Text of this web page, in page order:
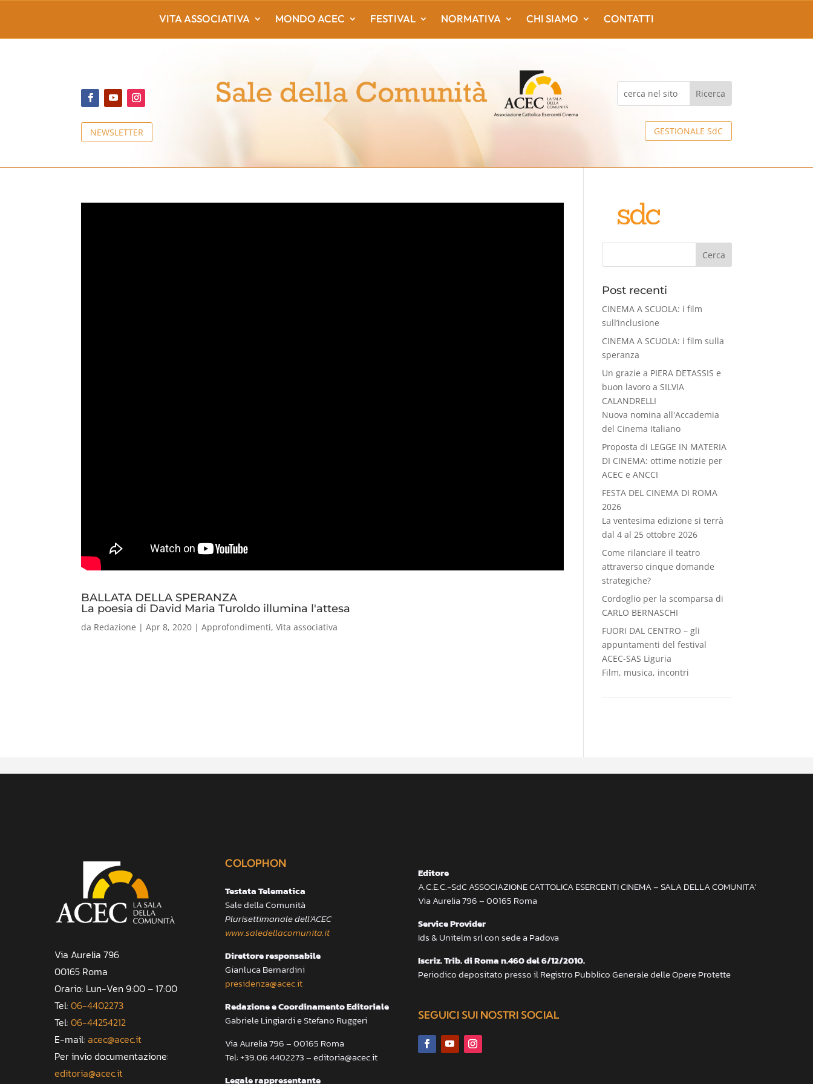
NEWSLETTER GESTIONALE SdC
VITA ASSOCIATIVA MONDO ACEC FESTIVAL NORMATIVA CHI SIAMO CONTATTI
BALLATA DELLA SPERANZA
La poesia di David Maria Turoldo illumina l'attesa
da Redazione |Apr 8, 2020 |Approfondimenti,Vita associativa
Cerca
Post recenti
CINEMA A SCUOLA: i film
sull’inclusione
CINEMA A SCUOLA: i film sulla
speranza
Un grazie a PIERA DETASSIS e
buon lavoro a SILVIA
CALANDRELLI
Nuova nomina all'Accademia
del Cinema Italiano
Proposta di LEGGE IN MATERIA
DI CINEMA: ottime notizie per
ACEC e ANCCI
FESTA DEL CINEMA DI ROMA
2026
La ventesima edizione si terrà
dal 4 al 25 ottobre 2026
Come rilanciare il teatro
attraverso cinque domande
strategiche?
Cordoglio per la scomparsa di
CARLO BERNASCHI
FUORI DAL CENTRO – gli
appuntamenti del festival
ACEC-SAS Liguria
Film, musica, incontri
Via Aurelia 796
00165 Roma
Orario: Lun-Ven 9:00 – 17:00
Tel: 06-4402273
Tel: 06-44254212
E-mail: acec@acec.it
Per invio documentazione:
editoria@acec.it
COLOPHON
Testata Telematica
Sale della Comunità
Plurisettimanale dell’ACEC
www.saledellacomunita.it
Direttore responsabile
Gianluca Bernardini
presidenza@acec.it
Redazione e Coordinamento Editoriale
Gabriele Lingiardi e Stefano Ruggeri
Via Aurelia 796 – 00165 Roma
Tel: +39.06.4402273 – editoria@acec.it
Legale rappresentante
Editore
A.C.E.C.-SdC ASSOCIAZIONE CATTOLICA ESERCENTI CINEMA – SALA DELLA COMUNITA’
Via Aurelia 796 – 00165 Roma
Service Provider
Ids & Unitelm srl con sede a Padova
Iscriz. Trib. di Roma n.460 del 6/12/2010.
Periodico depositato presso il Registro Pubblico Generale delle Opere Protette
SEGUICI SUI NOSTRI SOCIAL